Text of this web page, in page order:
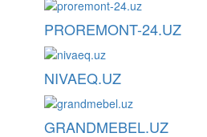
PROREMONT-24.UZ
NIVAEQ.UZ
GRANDMEBEL.UZ